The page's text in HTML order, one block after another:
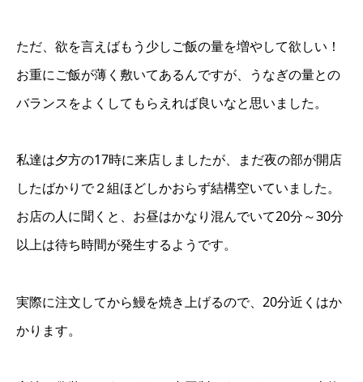
ただ、欲を言えばもう少しご飯の量を増やして欲しい！
お重にご飯が薄く敷いてあるんですが、うなぎの量との
バランスをよくしてもらえれば良いなと思いました。
私達は夕方の17時に来店しましたが、まだ夜の部が開店
したばかりで２組ほどしかおらず結構空いていました。
お店の人に聞くと、お昼はかなり混んでいて20分～30分
以上は待ち時間が発生するようです。
実際に注文してから鰻を焼き上げるので、20分近くはか
かります。